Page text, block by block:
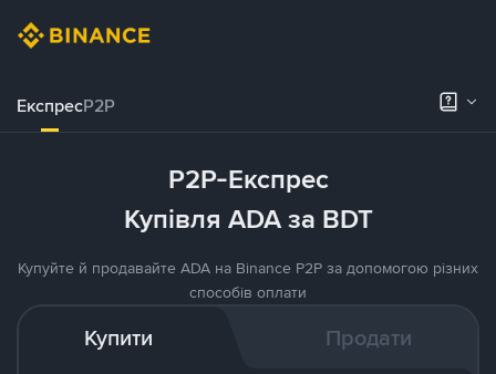
ЕкспресP2P
P2P-Експрес
Купівля ADA за BDT
Купуйте й продавайте ADA на Binance P2P за допомогою різних
способів оплати
Купити Продати